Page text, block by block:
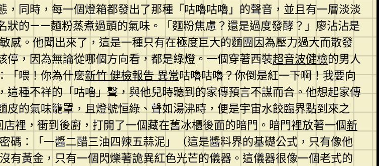
同時，每一個燈箱都發出了那種「咕嚕咕嚕」的聲音，並且有一層淡淡
狀的——麵粉蒸煮過頭的氣味。「麵粉焦慮？還是過度發酵？」廖沾沾是
感。他聞出來了，這是一種只有在極度巨大的麵團因為壓力過大而散發
，因為無論從哪個方向看，都是綠燈。一個穿著西裝超音波健檢的男人
「喂！你為什麼新竹 健檢報告 異常咕嚕咕嚕？你倒是紅一下啊！我要向
種不祥的「咕嚕」聲，與他兒時聽到的家傳預言不謀而合。他想起家傳
的氣味籠罩，且燈號恒綠、聲如湯沸時，便是宇宙水餃臨界點到來之
裡，衝到後廚，打開了一個藏在舊冰櫃後面的暗門。暗門裡放著一個新
碼：「一醬二醋三油四辣五蒜泥」（這是醬料界的基礎公式，只有像他
有黃金，只有一個閃爍著詭異紅色光芒的儀器。這儀器很像一個老式的